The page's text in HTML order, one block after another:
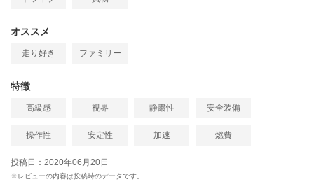
オススメ
走り好き ファミリー
特徴
高級感 視界 静粛性 安全装備
操作性 安定性 加速 燃費
投稿日：2020年06月20日
※レビューの内容は投稿時のデータです。